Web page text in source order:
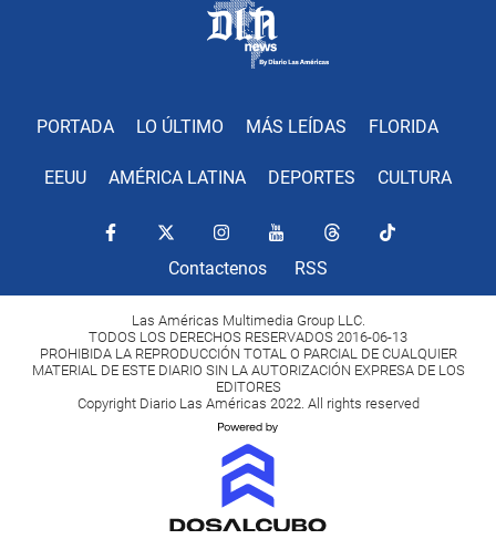
PORTADA LO ÚLTIMO MÁS LEÍDAS FLORIDA
EEUU AMÉRICA LATINA DEPORTES CULTURA
Contactenos RSS
Las Américas Multimedia Group LLC.
TODOS LOS DERECHOS RESERVADOS 2016-06-13
PROHIBIDA LA REPRODUCCIÓN TOTAL O PARCIAL DE CUALQUIER
MATERIAL DE ESTE DIARIO SIN LA AUTORIZACIÓN EXPRESA DE LOS
EDITORES
Copyright Diario Las Américas 2022. All rights reserved